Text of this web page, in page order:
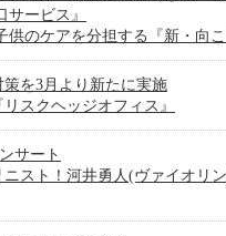
ービス』
のケアを分担する『新・向こ
を3月より新たに実施
スクヘッジオフィス』
サート
スト！河井勇人(ヴァイオリ